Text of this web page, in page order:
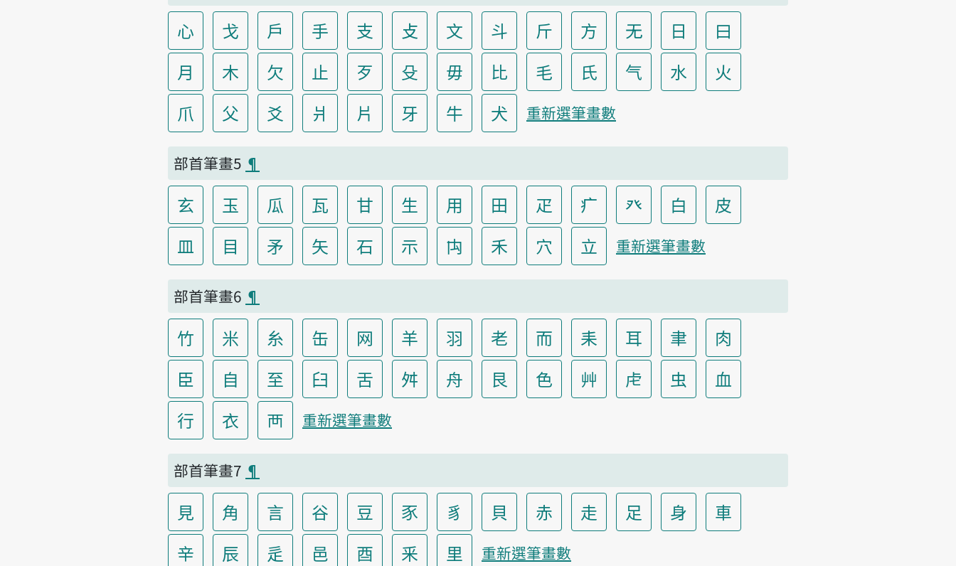
心 戈 戶 手 支 攴 文 斗 斤 方 无 日
曰
月
木 欠 止 歹 殳 毋 比 毛 氏 气 水
火
爪
父 爻 爿 片 牙 牛 犬 重新選筆畫數
部首筆畫5 ¶
玄 玉 瓜 瓦 甘 生 用 田 疋 疒 癶 白
皮
皿
目 矛 矢 石 示 禸 禾 穴 立 重新選筆畫數
部首筆畫6 ¶
竹 米 糸 缶 网 羊 羽 老 而 耒 耳 聿
肉
臣
自 至 臼 舌 舛 舟 艮 色 艸 虍 虫
血
行
衣 襾 重新選筆畫數
部首筆畫7 ¶
見 角 言 谷 豆 豕 豸 貝 赤 走 足 身
車
辛
辰 辵 邑 酉 釆 里 重新選筆畫數